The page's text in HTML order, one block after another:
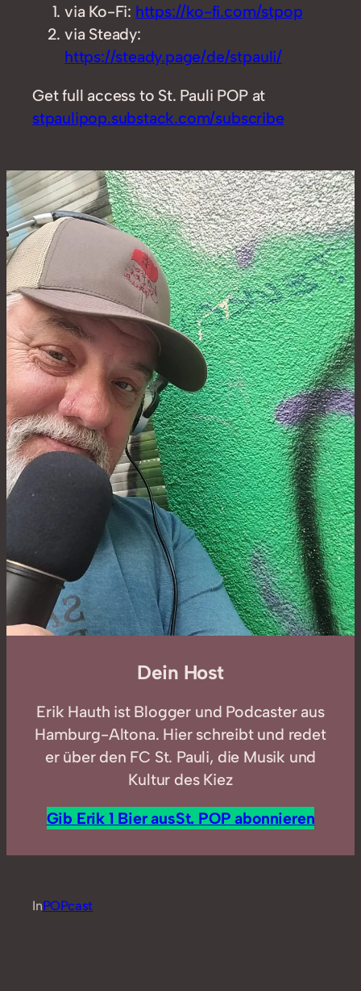
via Ko-Fi: https://ko-fi.com/stpop
via Steady:
https://steady.page/de/stpauli/
Get full access to St. Pauli POP at
stpaulipop.substack.com/subscribe
Dein Host
Erik Hauth ist Blogger und Podcaster aus
Hamburg-Altona. Hier schreibt und redet
er über den FC St. Pauli, die Musik und
Kultur des Kiez
Gib Erik 1 Bier ausSt. POP abonnieren
InPOPcast